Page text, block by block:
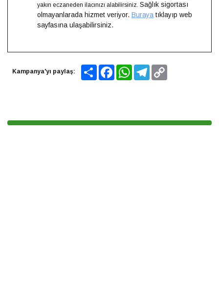
yakın eczaneden ilacınızı alabilirsiniz. Sağlık sigortası
olmayanlarada hizmet veriyor. Buraya tıklayıp web
sayfasına ulaşabilirsiniz.
Kampanya'yı paylaş: Share FacebookWhatsAppTelegram